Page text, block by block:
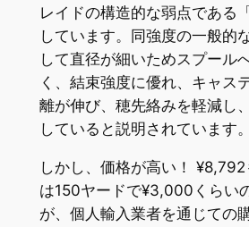
レイドの構造的な弱点である
しています。同強度の一般的
して直径が細いためスプール
く、結束強度に優れ、キャス
離が伸び、穂先絡みを軽減し
していると説明されています。
しかし、価格が高い！
は150ヤードで¥3,000くらい
が、個人輸入業者を通じての